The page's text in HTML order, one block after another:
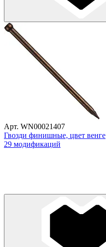
Арт. WN00021407
Гвозди финишные, цвет венге
29 модификаций